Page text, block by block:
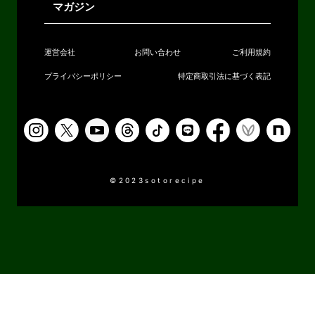
マガジン
運営会社 お問い合わせ ご利用規約
プライバシーポリシー 特定商取引法に基づく表記
©2023sotorecipe